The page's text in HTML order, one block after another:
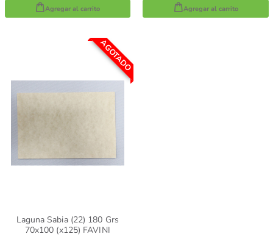
Agregar al carrito Agregar al carrito
AGOTADO
Laguna Sabia (22) 180 Grs
70x100 (x125) FAVINI